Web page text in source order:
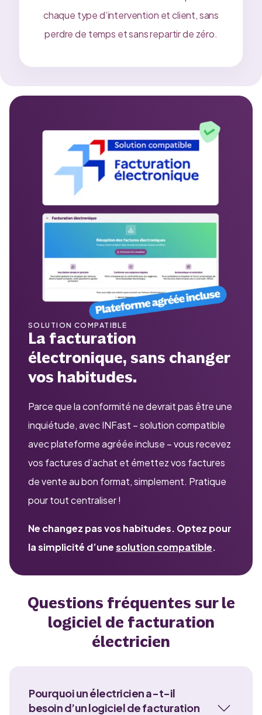
chaque type d’intervention et client, sans
perdre de temps et sans repartir de zéro.
SOLUTION COMPATIBLE
La facturation
électronique, sans changer
vos habitudes.
Parce que la conformité ne devrait pas être une
inquiétude, avec INFast – solution compatible
avec plateforme agréée incluse – vous recevez
vos factures d’achat et émettez vos factures
de vente au bon format, simplement. Pratique
pour tout centraliser !
Ne changez pas vos habitudes. Optez pour
la simplicité d’unesolution compatible.
Questions fréquentes sur le
logiciel de facturation
électricien
Pourquoi un électricien a-t-il
besoin d’un logiciel de facturation